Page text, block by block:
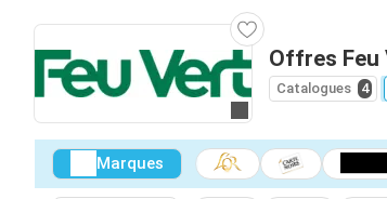
Offres Feu
Catalogues 4
Marques